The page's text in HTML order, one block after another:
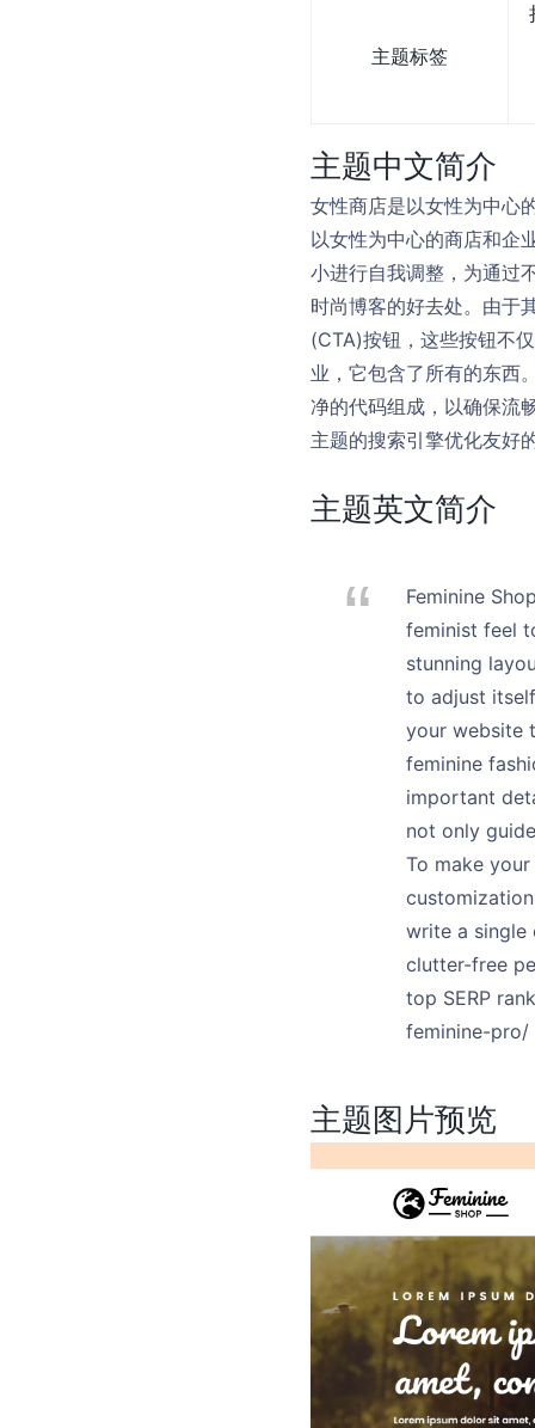
主题标签
主题中文简介
女性商店是以女性为中心
以女性为中心的商店和企
小进行自我调整，为通过
时尚博客的好去处。由于
(CTA)按钮，这些按钮不
业，它包含了所有的东西
净的代码组成，以确保流
主题的搜索引擎优化友
主题英文简介
Feminine
feminist feel
stunning
to adjust
your website
feminine
important
not only
To make
write a single
clutter-free
top SERP
feminine-pro/
主题图片预览